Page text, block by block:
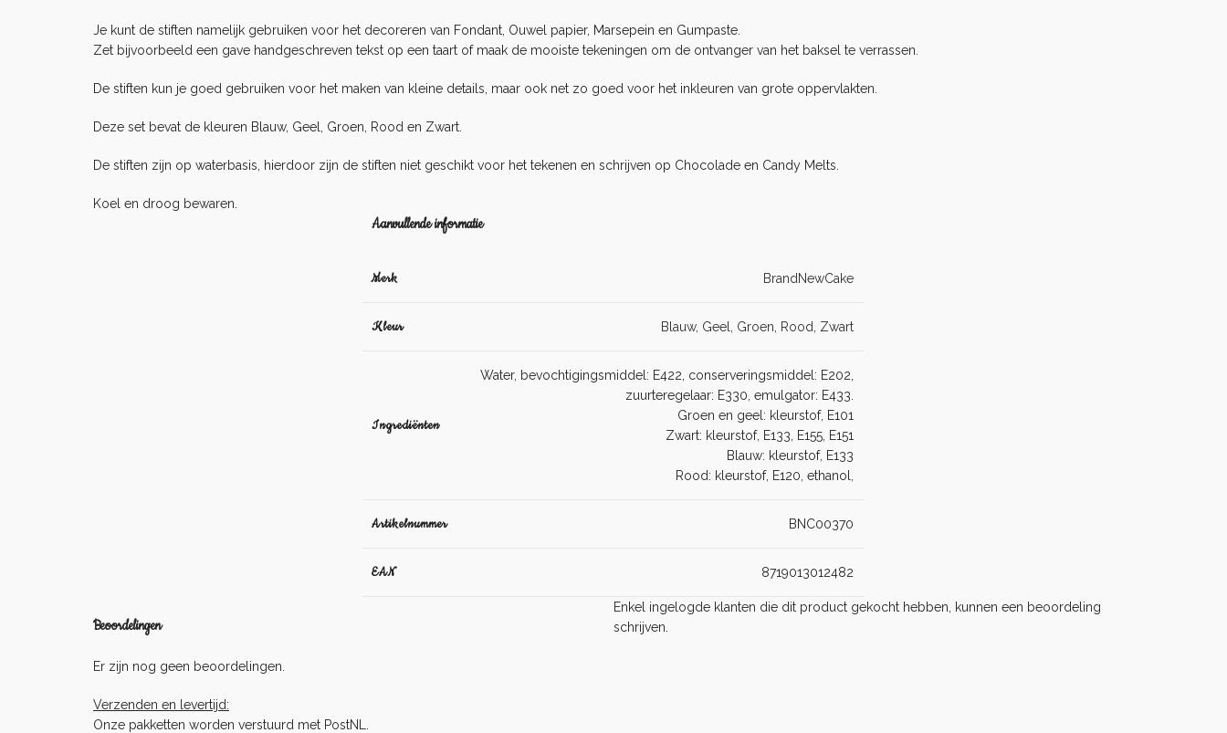
Je kunt de stiften namelijk gebruiken voor het decoreren van Fondant , Ouwel papier, Marsepein en Gumpaste.
Zet bijvoorbeeld een gave handgeschreven tekst op een taart of maak de mooiste tekeningen om de ontvanger van het baksel te verrassen.
De stiften kun je goed gebruiken voor het maken van kleine details, maar ook net zo goed voor het inkleuren van grote oppervlakten.
Deze set bevat de kleuren Blauw, Geel, Groen, Rood en Zwart.
De stiften zijn op waterbasis, hierdoor zijn de stiften niet geschikt voor het tekenen en schrijven op Chocolade en Candy Melts.
Koel en droog bewaren.
Aanvullende informatie
Merk BrandNewCake
Kleur Blauw, Geel Groen Rood Zwart
Ingrediënten
Water, bevochtigingsmiddel: E422, conserveringsmiddel: E202,
zuurteregelaar: E330, emulgator: E433.
Groen en geel: kleurstof, E101
Zwart: kleurstof, E133, E155, E151
Blauw: kleurstof, E133
Rood: kleurstof, E120, ethanol,
Artikelnummer BNC00370
EAN 8719013012482
Beoordelingen
Er zijn nog geen beoordelingen.
Enkel ingelogde klanten die dit product gekocht hebben, kunnen een beoordeling
schrijven.
Verzenden en levertijd:
Onze pakketten worden verstuurd met PostNL.